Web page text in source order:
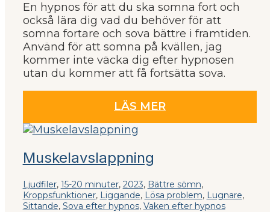
En hypnos för att du ska somna fort och
också lära dig vad du behöver för att
somna fortare och sova bättre i framtiden.
Använd för att somna på kvällen, jag
kommer inte väcka dig efter hypnosen
utan du kommer att få fortsätta sova.
LÄS MER
Muskelavslappning
Ljudfiler, 15-20 minuter, 2023, Bättre sömn,
Kroppsfunktioner, Liggande, Lösa problem, Lugnare,
Sittande, Sova efter hypnos, Vaken efter hypnos